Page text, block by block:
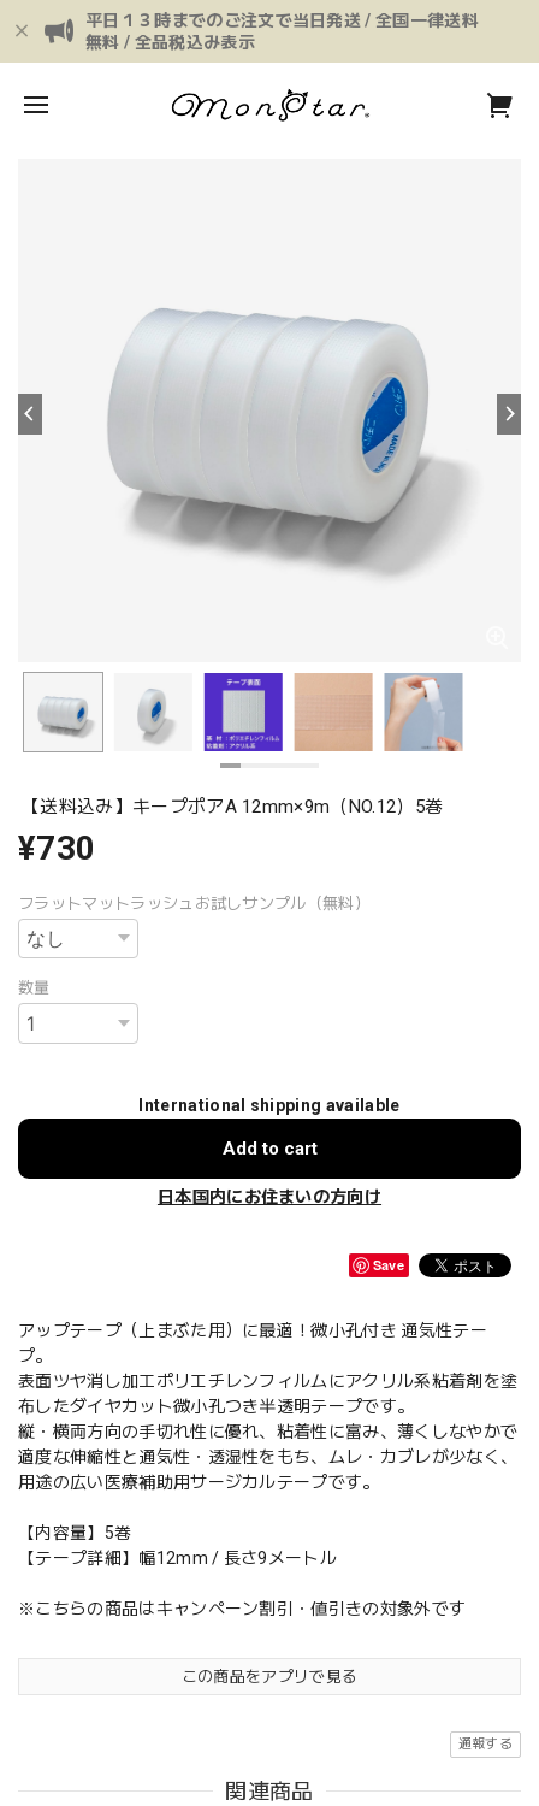
平日１３時までのご注文で当日発送 / 全国一律送料
無料 / 全品税込み表示
【送料込み】キープポアA 12mm×9m（NO.12）5巻
¥730
フラットマットラッシュお試しサンプル（無料）
数量
International shipping available
Add to cart
日本国内にお住まいの方向け
Save
アップテープ（上まぶた用）に最適！微小孔付き 通気性テー
プ。
表面ツヤ消し加工ポリエチレンフィルムにアクリル系粘着剤を塗
布したダイヤカット微小孔つき半透明テープです。
縦・横両方向の手切れ性に優れ、粘着性に富み、薄くしなやかで
適度な伸縮性と通気性・透湿性をもち、ムレ・カブレが少なく、
用途の広い医療補助用サージカルテープです。
【内容量】5巻
【テープ詳細】幅12mm / 長さ9メートル
※こちらの商品はキャンペーン割引・値引きの対象外です
この商品をアプリで見る
通報する
関連商品